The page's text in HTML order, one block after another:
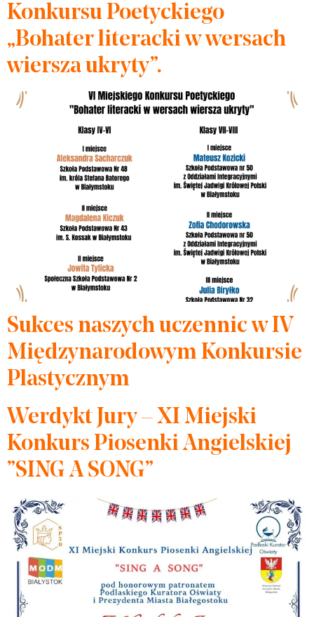
Konkursu Poetyckiego
„Bohater literacki w wersach
wiersza ukryty”.
Sukces naszych uczennic w IV
Międzynarodowym Konkursie
Plastycznym
Werdykt Jury – XI Miejski
Konkurs Piosenki Angielskiej
”SING A SONG”